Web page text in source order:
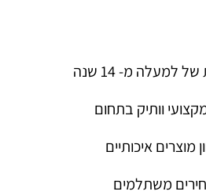
למעלה מ- 14 שנה
וותיק בתחום
מוצרים איכותיים
משתלמים